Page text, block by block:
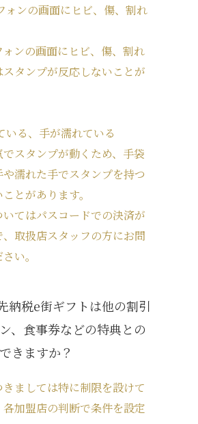
ンの画面にヒビ、傷、割れ
ォンの画面にヒビ、傷、割れ
タンプが反応しないことが
る、手が濡れている
でスタンプが動くため、手袋
濡れた手でスタンプを持つ
とがあります。
はパスコードでの決済が
取扱店スタッフの方にお問
い。
納税e街ギフトは他の割引
、食事券などの特典との
きますか？
ましては特に制限を設けて
加盟店の判断で条件を設定